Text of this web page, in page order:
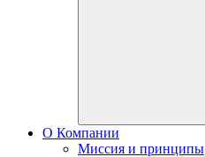
О Компании
Миссия и принципы